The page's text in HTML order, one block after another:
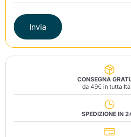
Invia
CONSEGNA
da 49€ in tutta
SPEDIZIONE IN